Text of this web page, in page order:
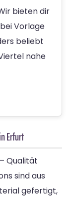
bieten dir
Vorlage
beliebt
nahe
Erfurt
Qualität
sind aus
gefertigt,